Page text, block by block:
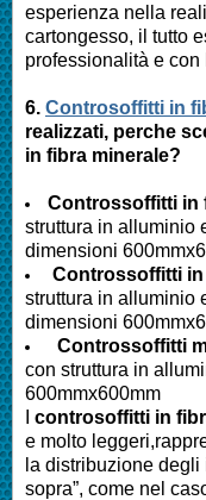
esperienza nella
cartongesso, il tutto
professionalità e
6. Controsoffitti in
realizzati, perche
in fibra minerale?
Controssoffitti in
struttura in alluminio
dimensioni
Controssoffitti
struttura in alluminio
dimensioni
Controssoffitti
con struttura in
600mmx600mm
controsoffitti in
e molto
la distribuzione
sopra”, come nel